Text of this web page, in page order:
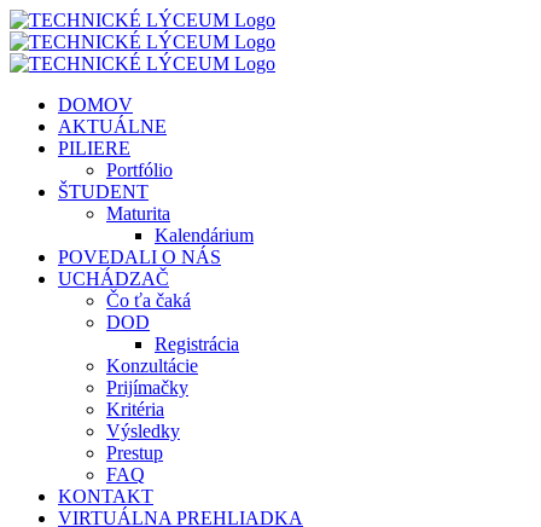
Skip
to
content
DOMOV
AKTUÁLNE
PILIERE
Portfólio
ŠTUDENT
Maturita
Kalendárium
POVEDALI O NÁS
UCHÁDZAČ
Čo ťa čaká
DOD
Registrácia
Konzultácie
Prijímačky
Kritéria
Výsledky
Prestup
FAQ
KONTAKT
VIRTUÁLNA PREHLIADKA